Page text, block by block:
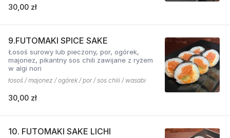
30,00 zł
9.FUTOMAKI SPICE SAKE
Łosoś surowy lub pieczony, por, ogórek,
majonez, pikantny sos chili zawijane z ryżem
w algi nori
łosoś / majonez / ogórek / por / sos chili / wasabi
30,00 zł
10. FUTOMAKI SAKE LICHI